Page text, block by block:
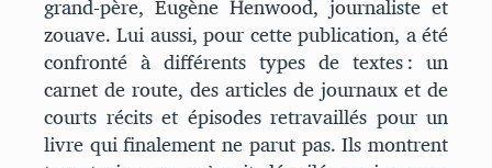
grand-père, Eugène Henwood, journaliste et
zouave. Lui aussi, pour cette publication, a été
confronté à différents types de textes : un
carnet de route, des articles de journaux et de
courts récits et épisodes retravaillés pour un
livre qui finalement ne parut pas. Ils montrent